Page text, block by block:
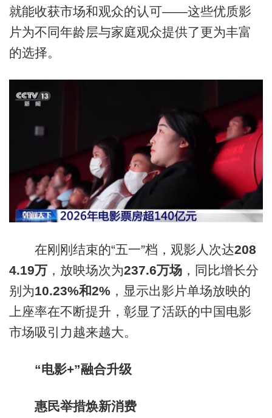
就能收获市场和观众的认可——这些优质影
片为不同年龄层与家庭观众提供了更为丰富
的选择。
在刚刚结束的“五一”档，观影人次达208
4.19万，放映场次为237.6万场，同比增长分
别为10.23%和2% ，显示出影片单场放映的
上座率在不断提升，彰显了活跃的中国电影
市场吸引力越来越大。
“电影+”融合升级
惠民举措焕新消费